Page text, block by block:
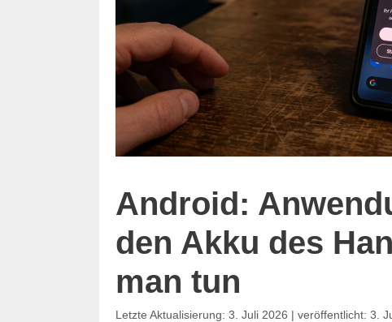
Android:
den Akku des
man tun
3. Juli 2026 3.